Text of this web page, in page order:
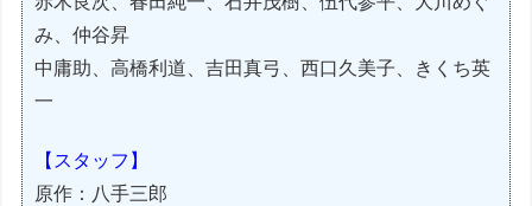
み、仲谷昇
中庸助、高橋利道、吉田真弓、西口久美子、きくち英
一
【スタッフ】
原作：八手三郎